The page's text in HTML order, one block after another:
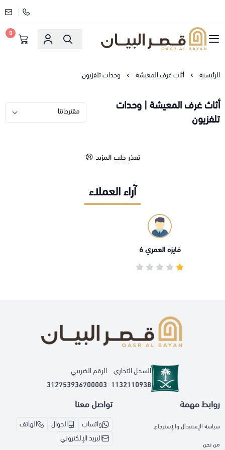
قصر البيان للمفارش والاثاث
0
الرئيسية أثاث غرف المعيشة وحدات تلفزيون
أثاث غرف المعيشة | وحدات
تلفزيون
تعذر جلب المزيد 😢
آراء العملاء
فايزه العمري 6
السجل التجاري
1132110938
الرقم الضريبي
312753936700003
روابط مهمة
سياسة الإستبدال والإسترجاع
من نحن
تواصل معنا
واتساب الجوال
الهاتف
البريد الإلكتروني